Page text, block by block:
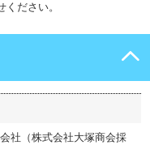
ださい。
社（株式会社大塚商会採